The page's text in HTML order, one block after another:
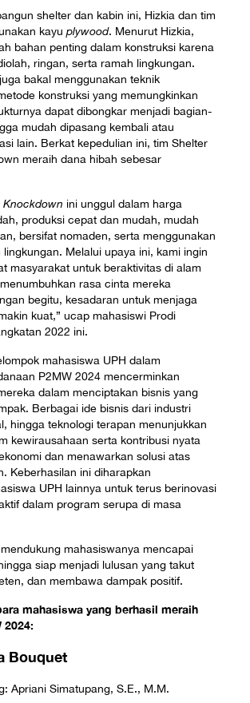
shelter dan kabin ini, Hizkia dan tim
kayu plywood. Menurut Hizkia,
bahan penting dalam konstruksi karena
ringan, serta ramah lingkungan.
bakal menggunakan teknik
konstruksi yang memungkinkan
dapat dibongkar menjadi bagian-
mudah dipasang kembali atau
lain. Berkat kepedulian ini, tim Shelter
meraih dana hibah sebesar
Knockdown ini unggul dalam harga
produksi cepat dan mudah, mudah
bersifat nomaden, serta menggunakan
Melalui upaya ini, kami ingin
masyarakat untuk beraktivitas di alam
rasa cinta mereka
begitu, kesadaran untuk menjaga
kuat,” ucap mahasiswi Prodi
2022 ini.
mahasiswa UPH dalam
P2MW 2024 mencerminkan
dalam menciptakan bisnis yang
Berbagai ide bisnis dari industri
hingga teknologi terapan menunjukkan
kewirausahaan serta kontribusi nyata
dan menawarkan solusi atas
Keberhasilan ini diharapkan
UPH lainnya untuk terus berinovasi
dalam program serupa di masa
mahasiswanya mencapai
siap menjadi lulusan yang takut
dan membawa dampak positif.
mahasiswa yang berhasil meraih
2024:
Bouquet
Apriani Simatupang, S.E., M.M.